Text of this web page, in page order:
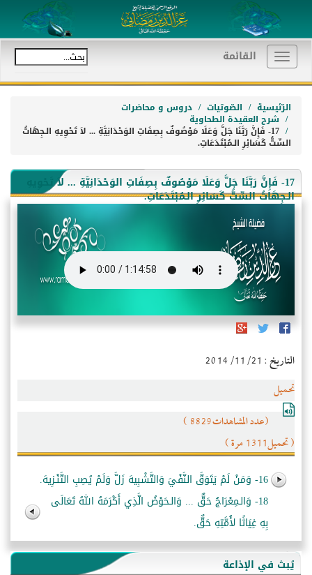
Toggle
navigation
القائمة
الرّئيسية الصّوتيات دروس و محاضرات
شرح العقيدة الطحاوية
17- فَإِنَّ رَبَّنَا جَلَّ وَعَلَا مَوْصُوفٌ بِصِفَاتِ الوَحْدَانِيَّةِ ... لاَ تَحْوِيهِ الـجِهَاتُ
السِّتُّ كَسَائِرِ الـمُبْتَدَعَاتِ.
17- فَإِنَّ رَبَّنَا جَلَّ وَعَلَا مَوْصُوفٌ بِصِفَاتِ الوَحْدَانِيَّةِ ... لاَ تَحْوِيهِ
الـجِهَاتُ السِّتُّ كَسَائِرِ الـمُبْتَدَعَاتِ.
التاريخ : 2014/11/21
تحميل
(عدد المشاهدات8829 )
( تحميل1311 مرة )
16- وَمَنْ لَمْ يَتَوَقَّ النَّفْيَ وَالتَّشْبِيهَ زَلَّ وَلَمْ يُصِبِ التَّنْـزِيهَ.
18- وَالـمِعْرَاجُ حَقٌّ ... وَالـحَوْضُ الَّذِي أَكْرَمَهُ اللهُ تَعَالَى
بِهِ غِيَاثًا لأُمَّتِهِ حَقٌّ.
يُبث في الإذاعة